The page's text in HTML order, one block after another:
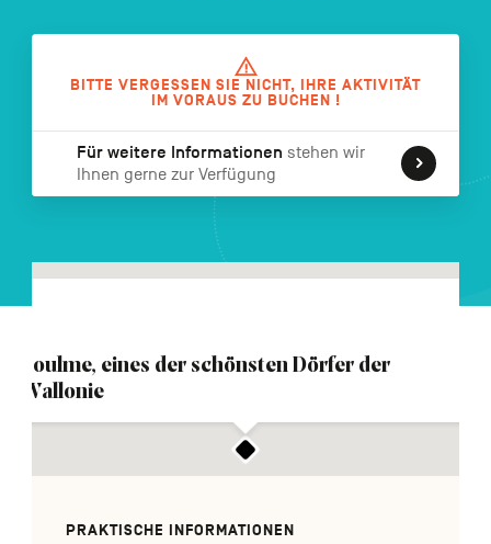
secondaire
BITTE VERGESSEN SIE NICHT, IHRE AKTIVITÄT
IM VORAUS ZU BUCHEN !
Für weitere Informationen stehen wir
Ihnen gerne zur Verfügung
Soulme, eines der schönsten Dörfer der
Wallonie
PRAKTISCHE INFORMATIONEN